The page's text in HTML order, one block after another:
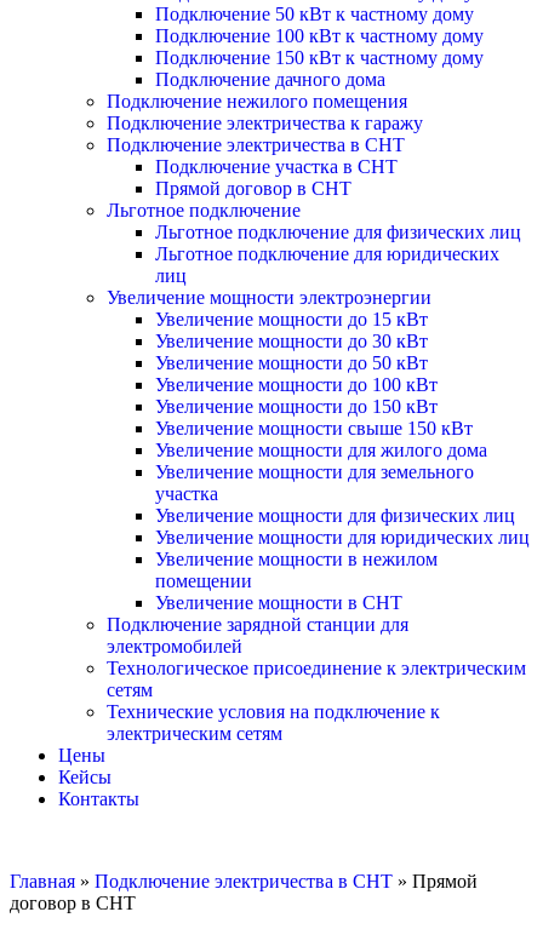
Подключение 50 кВт к частному дому
Подключение 100 кВт к частному дому
Подключение 150 кВт к частному дому
Подключение дачного дома
Подключение нежилого помещения
Подключение электричества к гаражу
Подключение электричества в СНТ
Подключение участка в СНТ
Прямой договор в СНТ
Льготное подключение
Льготное подключение для физических лиц
Льготное подключение для юридических
лиц
Увеличение мощности электроэнергии
Увеличение мощности до 15 кВт
Увеличение мощности до 30 кВт
Увеличение мощности до 50 кВт
Увеличение мощности до 100 кВт
Увеличение мощности до 150 кВт
Увеличение мощности свыше 150 кВт
Увеличение мощности для жилого дома
Увеличение мощности для земельного
участка
Увеличение мощности для физических лиц
Увеличение мощности для юридических лиц
Увеличение мощности в нежилом
помещении
Увеличение мощности в СНТ
Подключение зарядной станции для
электромобилей
Технологическое присоединение к электрическим
сетям
Технические условия на подключение к
электрическим сетям
Цены
Кейсы
Контакты
Главная » Подключение электричества в СНТ » Прямой
договор в СНТ